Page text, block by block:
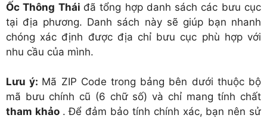
Ốc Thông Thái đã tổng hợp danh sách các bưu cục
tại địa phương. Danh sách này sẽ giúp bạn nhanh
chóng xác định được địa chỉ bưu cục phù hợp với
nhu cầu của mình.
Lưu ý: Mã ZIP Code trong bảng bên dưới thuộc bộ
mã bưu chính cũ (6 chữ số) và chỉ mang tính chất
tham khảo . Để đảm bảo tính chính xác, bạn nên sử